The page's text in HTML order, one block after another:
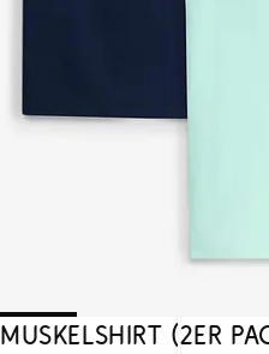
Muskelshirt (2er